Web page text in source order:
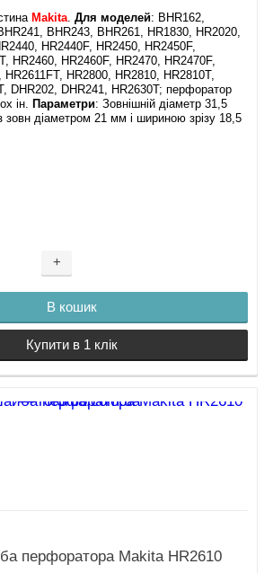
Makita .Для моделей: BHR162,
BHR243, BHR261, HR1830, HR2020,
HR2440F, HR2450, HR2450F,
HR2460, HR2460F, HR2470, HR2470F,
HR2611FT, HR2800, HR2810, HR2810T,
DHR202, DHR241, HR2630T; перфоратор
ін.
Параметри: Зовнішній діаметр 31,5
діаметром 21 мм і шириною зрізу 18,5
+
В кошик
Купити в 1 клік
перфоратора Makita HR2610